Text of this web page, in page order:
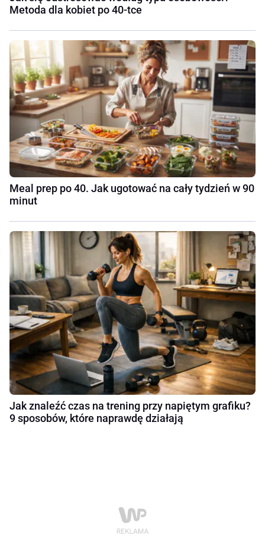
Metoda dla kobiet po 40-tce
Meal prep po 40. Jak ugotować na cały tydzień w 90
minut
Jak znaleźć czas na trening przy napiętym grafiku?
9 sposobów, które naprawdę działają